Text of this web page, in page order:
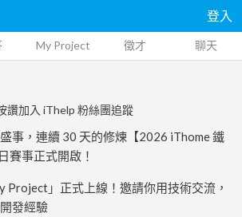
登入
My Project 徵才 聊天
讚加入 iThelp 粉絲團追蹤
事，連續 30 天的修煉【2026 iThome 鐵
賽事正式開啟！
Project」正式上線！邀請你用技術交流，
發經驗